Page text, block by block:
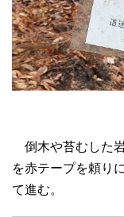
倒木や苔むした
を赤テープを頼り
て進む。